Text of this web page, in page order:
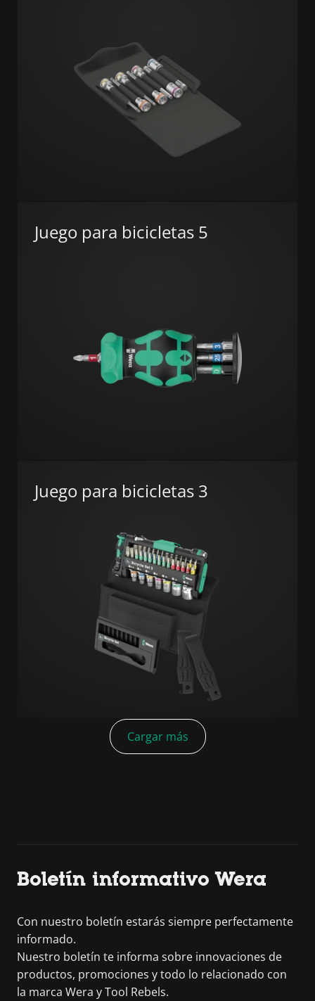
Juego para bicicletas 5
Juego para bicicletas 3
Cargar más
Boletín informativo Wera
Con nuestro boletín estarás siempre perfectamente
informado.
Nuestro boletín te informa sobre innovaciones de
productos, promociones y todo lo relacionado con
la marca Wera y Tool Rebels.